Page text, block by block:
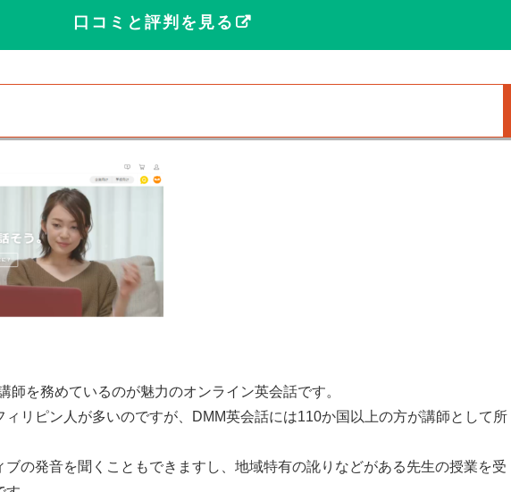
口コミと評判を見る
師を務めているのが魅力のオンライン英会話です。
リピン人が多いのですが、DMM英会話には110か国以上の方が講師として所
の発音を聞くこともできますし、地域特有の訛りなどがある先生の授業を受